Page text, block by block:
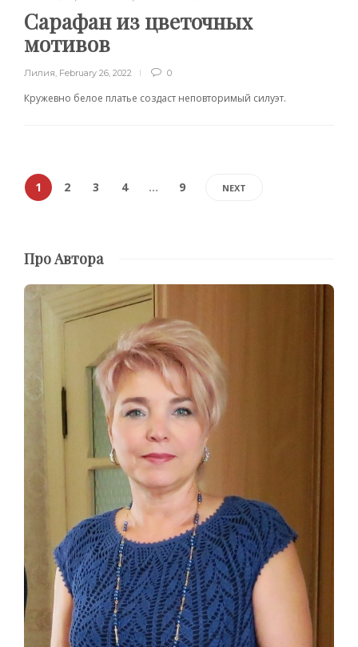
Сарафан из цветочных
мотивов
Лилия, February 26, 2022 0
Кружевно белое платье создаст неповторимый силуэт.
1 2 3 4 … 9 NEXT
Про Автора